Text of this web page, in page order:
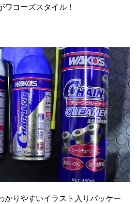
ワコーズスタイル！
かりやすいイラスト入りパッケー